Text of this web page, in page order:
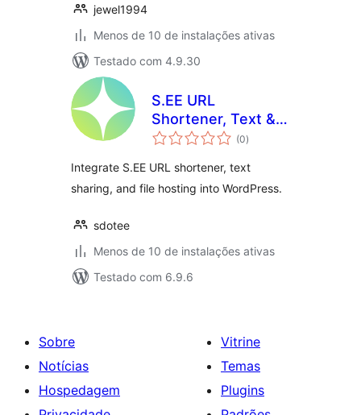
jewel1994
Menos de 10 de instalações ativas
Testado com 4.9.30
S.EE URL
Shortener, Text &
File Sharing (0total
de
)
Integrate S.EE URL shortener, text
sharing, and file hosting into WordPress.
sdotee
Menos de 10 de instalações ativas
Testado com 6.9.6
Sobre
Notícias
Hospedagem
Vitrine
Temas
Plugins